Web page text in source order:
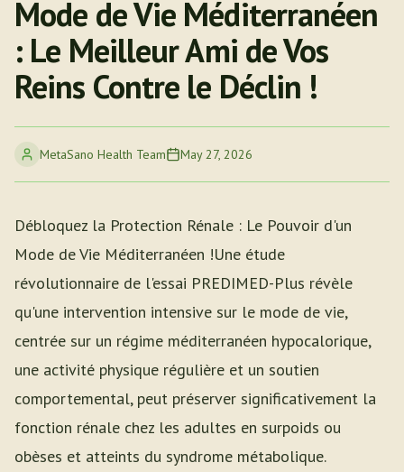
Mode de Vie Méditerranéen
: Le Meilleur Ami de Vos
Reins Contre le Déclin !
MetaSano Health Team May 27, 2026
Débloquez la Protection Rénale : Le Pouvoir d'un
Mode de Vie Méditerranéen !Une étude
révolutionnaire de l'essai PREDIMED-Plus révèle
qu'une intervention intensive sur le mode de vie,
centrée sur un régime méditerranéen hypocalorique,
une activité physique régulière et un soutien
comportemental, peut préserver significativement la
fonction rénale chez les adultes en surpoids ou
obèses et atteints du syndrome métabolique.